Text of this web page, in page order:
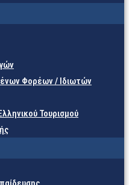
Φορέων / Ιδιωτών
Τουρισμού